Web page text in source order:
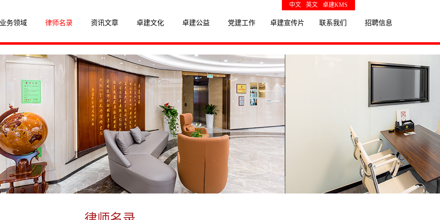
中文 英文 卓建KMS
务领域 律师名录 资讯文章 卓建文化 卓建公益 党建工作 卓建宣传片 联系我们 招聘信息